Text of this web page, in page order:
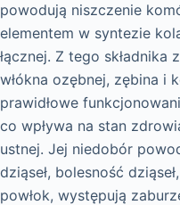
powodują niszczenie
elementem w syntezie
łącznej. Z tego składnika
włókna ozębnej, zębina i
prawidłowe
co wpływa na stan
ustnej. Jej niedobór
dziąseł, bolesność
powłok, występują